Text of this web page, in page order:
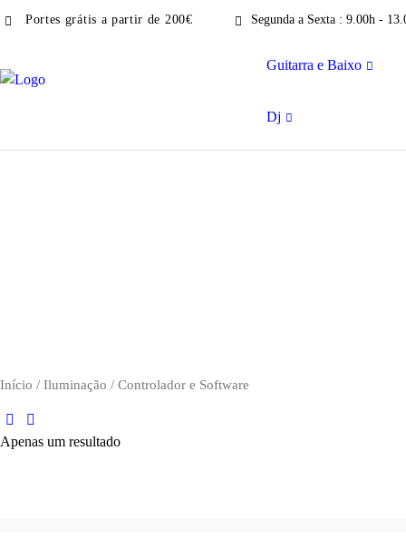
Portes grátis a partir de 200€ Segunda a Sexta : 9.00h -
Guitarra e Baixo
Dj
Início / Iluminação / Controlador e Software
Apenas um resultado